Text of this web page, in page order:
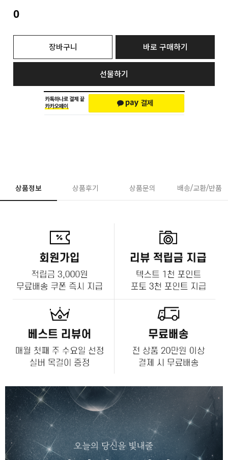
0
장바구니 바로 구매하기
선물하기
상품정보 상품후기 상품문의 배송/교환/반품